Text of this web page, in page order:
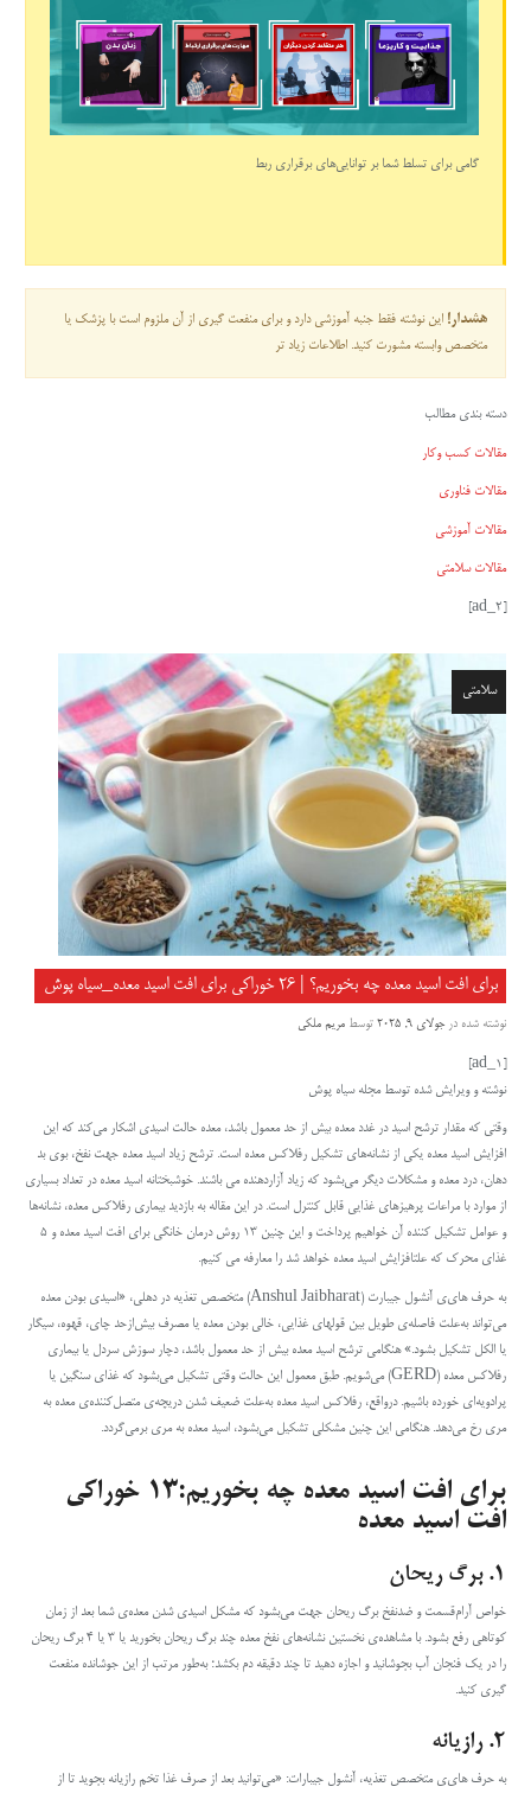
گامی برای تسلط شما بر توانایی‌های برقراری ربط
هشدار! این نوشته فقط جنبه آموزشی دارد و برای منفعت گیری از آن ملزوم است با پزشک یا
متخصص وابسته مشورت کنید. اطلاعات زیاد تر
دسته بندی مطالب
مقالات کسب وکار
مقالات فناوری
مقالات آموزشی
مقالات سلامتی
[ad_2]
سلامتی
برای افت اسید معده چه بخوریم؟ | ۲۶ خوراکی برای افت اسید معده_سیاه پوش
نوشته شده در جولای 9, 2025 توسط مریم ملکی
[ad_1]
نوشته و ویرایش شده توسط مجله سیاه پوش
وقتی که مقدار ترشح اسید در غدد معده بیش‌ از حد معمول باشد، معده حالت اسیدی اشکار می‌کند که این
افزایش اسید معده یکی از نشانه‌های تشکیل رفلاکس معده است. ترشح زیاد اسید معده جهت نفخ، بوی بد
دهان، درد معده و مشکلات دیگر می‌بشود که زیاد آزاردهنده می باشند. خوشبختانه اسید معده در تعداد بسیاری
از موارد با مراعات پرهیزهای غذایی قابل کنترل است. در این مقاله به بازدید بیماری رفلاکس معده، نشانه‌ها
و عوامل تشکیل کننده آن خواهیم پرداخت و این چنین ۱۳ روش درمان خانگی برای افت اسید معده و ۵
غذای محرک که علتافزایش اسید معده خواهد شد را معارفه می کنیم.
به حرف های‌ی آنشول جیبارت (Anshul Jaibharat) متخصص تغذیه در دهلی، «اسیدی بودن معده
می‌تواند به‌علت فاصله‌ی طویل بین قولهای غذایی، خالی بودن معده یا مصرف بیش‌ازحد چای، قهوه،سیگار
یا الکل تشکیل بشود.» هنگامی ترشح اسید معده بیش‌ از حد معمول باشد، دچار سوزش سردل یا بیماری
رفلاکس معده (GERD) می‌شویم.
طبق معمول این حالت وقتی تشکیل می‌بشود که غذای سنگین یا
پرادویه‌‌ای خورده‌ باشیم. درواقع، رفلاکس اسید معده به‌علت ضعیف شدن دریچه‌ی متصل‌کننده‌ی معده به
مری رخ می‌دهد. هنگامی این چنین مشکلی تشکیل می‌بشود، اسید معده به مری برمی‌گردد.
برای افت اسید معده چه بخوریم:۱۳ خوراکی
افت اسید معده
۱. برگ ریحان
خواص آرام‌قسمت و ضدنفخ برگ ریحان جهت می‌بشود کهمشکل اسیدی شدن معده‌ی شما بعد از زمان
کوتاهی رفع بشود. با مشاهده‌ی نخستین نشانه‌های نفخ معده چند برگ ریحان بخورید یا ۳ یا ۴ برگ ریحان
را در یک فنجان آب بجوشانید و اجازه دهید تا چند دقیقه دم بکشد؛ به‌طور مرتب از این جوشانده منفعت
گیری کنید.
۲. رازیانه
به حرف های‌ی متخصص تغذیه، آنشول جیبارات: «می‌توانید بعد از صرف غذا تخم رازیانه بجوید تا از